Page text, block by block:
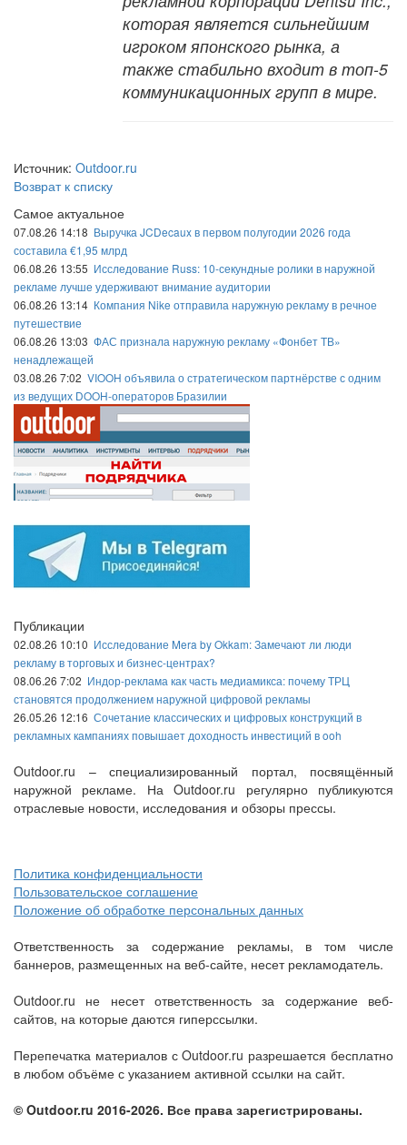
которая является сильнейшим
игроком японского рынка, а
также стабильно входит в топ-5
коммуникационных групп в мире.
Источник: Outdoor.ru
Возврат к списку
Самое актуальное
07.08.26 14:18 Выручка JCDecaux в первом полугодии 2026 года
составила €1,95 млрд
06.08.26 13:55 Исследование Russ: 10-секундные ролики в наружной
рекламе лучше удерживают внимание аудитории
06.08.26 13:14 Компания Nike отправила наружную рекламу в речное
путешествие
06.08.26 13:03 ФАС признала наружную рекламу «Фонбет ТВ»
ненадлежащей
03.08.26 7:02 VIOOH объявила о стратегическом партнёрстве с одним
из ведущих DOOH-операторов Бразилии
Публикации
02.08.26 10:10 Исследование Mera by Okkam: Замечают ли люди
рекламу в торговых и бизнес-центрах?
08.06.26 7:02 Индор-реклама как часть медиамикса: почему ТРЦ
становятся продолжением наружной цифровой рекламы
26.05.26 12:16 Сочетание классических и цифровых конструкций в
рекламных кампаниях повышает доходность инвестиций в ooh
Outdoor.ru – специализированный портал, посвящённый
наружной рекламе. На Outdoor.ru регулярно публикуются
отраслевые новости, исследования и обзоры прессы.
Политика конфиденциальности
Пользовательское соглашение
Положение об обработке персональных данных
Ответственность за содержание рекламы, в том числе
баннеров, размещенных на веб-сайте, несет рекламодатель.
Outdoor.ru не несет ответственность за содержание веб-
сайтов, на которые даются гиперссылки.
Перепечатка материалов с Outdoor.ru разрешается бесплатно
в любом объёме с указанием активной ссылки на сайт.
© Outdoor.ru 2016-2026. Все права зарегистрированы.